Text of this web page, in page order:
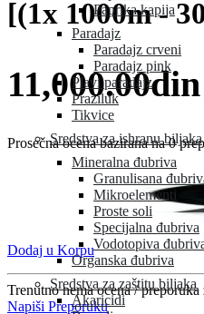
Paprika kapija
Paradajz
Paradajz crveni
Paradajz pink
Plavi paradajz
Praziluk
Tikvice
Sredstva za ishranu biljaka
Mineralna đubriva
Granulisana
Mikroelementi
Proste soli
Specijalna đubriva
Vodotopiva
Organska đubriva
Sredstva za zaštitu biljaka
Akaricidi
[(1x 1000m -
11,000.00din
Prosečna ocena bazirana na 0
Dodaj u Korpu
Trenutno nema ocena /
Napiši Preporuku